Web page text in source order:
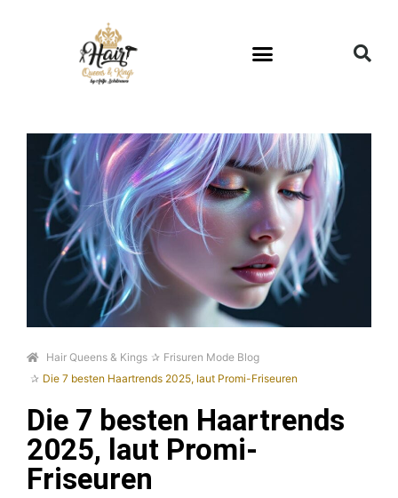
Hair Queens & Kings
Frisuren Mode Blog
Die 7 besten Haartrends 2025, laut Promi-Friseuren
Die 7 besten Haartrends
2025, laut Promi-
Friseuren